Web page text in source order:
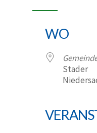
Google Kalender
WO